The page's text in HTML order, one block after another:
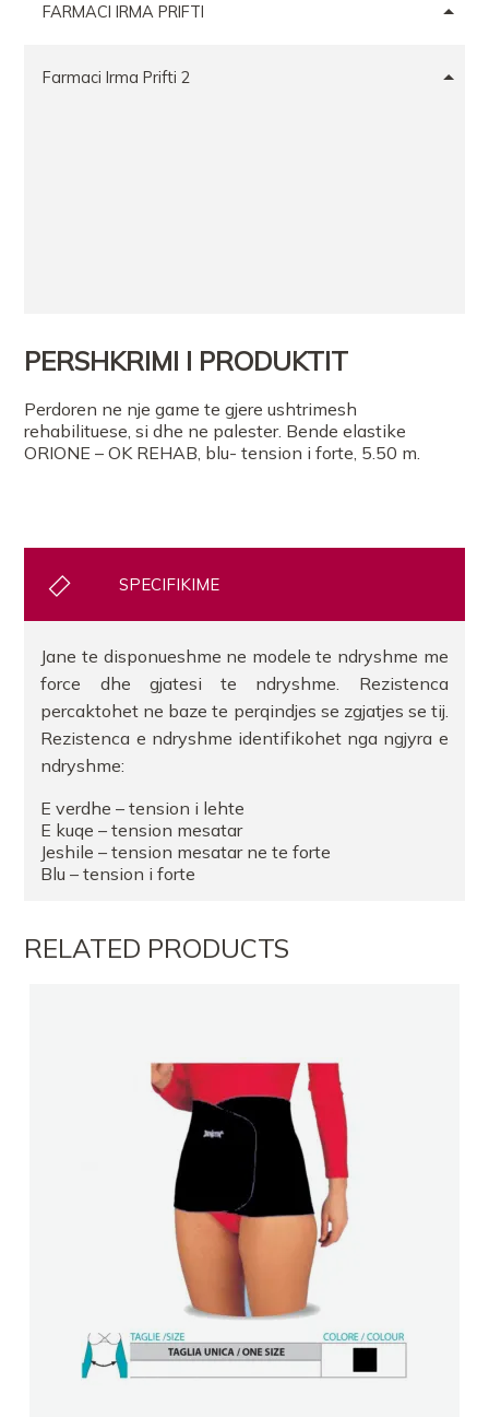
FARMACI IRMA PRIFTI
Farmaci Irma Prifti 2
PERSHKRIMI I PRODUKTIT
Perdoren ne nje game te gjere ushtrimesh
rehabilituese, si dhe ne palester. Bende elastike
ORIONE – OK REHAB, blu- tension i forte, 5.50 m.
SPECIFIKIME
Jane te disponueshme ne modele te ndryshme me
force dhe gjatesi te ndryshme. Rezistenca
percaktohet ne baze te perqindjes se zgjatjes se tij.
Rezistenca e ndryshme identifikohet nga ngjyra e
ndryshme:
E verdhe – tension i lehte
E kuqe – tension mesatar
Jeshile – tension mesatar ne te forte
Blu – tension i forte
RELATED PRODUCTS